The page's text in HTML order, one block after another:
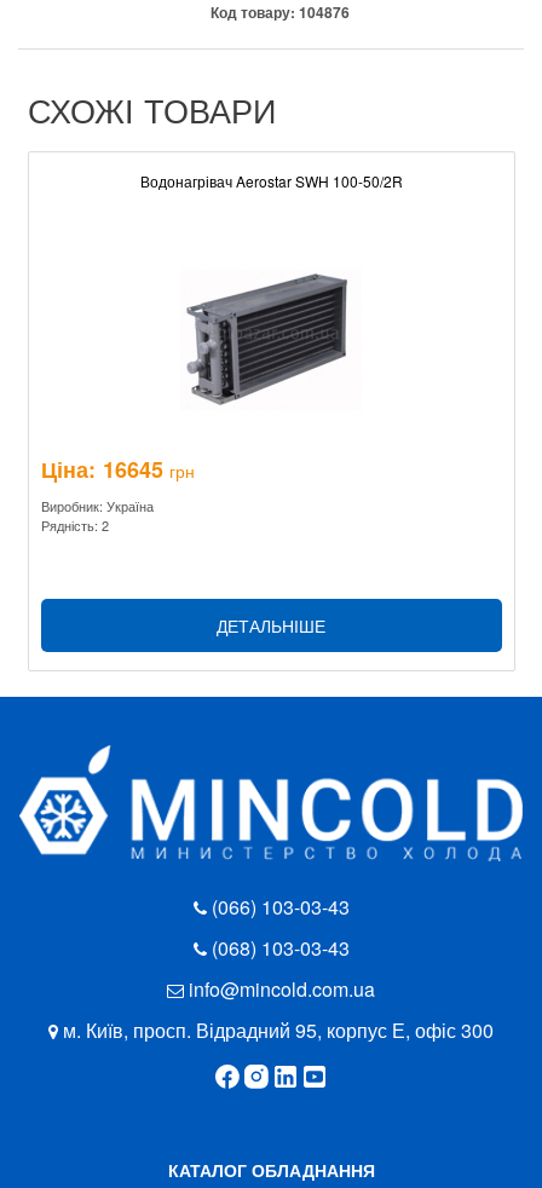
Код товару: 104876
СХОЖІ ТОВАРИ
Водонагрівач Aerostar SWH 100-50/2R
Ціна: 16645 грн
Виробник: Україна
Рядність: 2
ДЕТАЛЬНІШЕ
(066) 103-03-43
(068) 103-03-43
info@mincold.com.ua
м. Київ, просп. Відрадний 95, корпус Е, офіс 300
КАТАЛОГ ОБЛАДНАННЯ